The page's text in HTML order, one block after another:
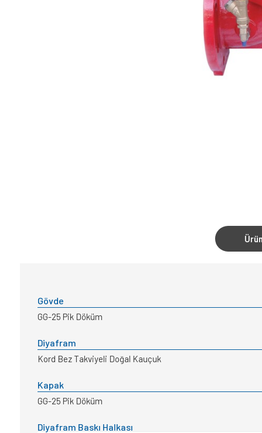
Gövde
GG-25 Pik Döküm
Diyafram
Kord Bez Takviyeli Doğal Kauçuk
Kapak
GG-25 Pik Döküm
Diyafram Baskı Halkası